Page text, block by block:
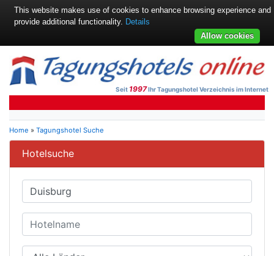
Seit 1997Ihr Tagungshotel Verzeichnis im Internet
Home » Tagungshotel Suche
Hotelsuche
This website makes use of cookies to enhance browsing experience and
provide additional functionality. Details
Allow cookies